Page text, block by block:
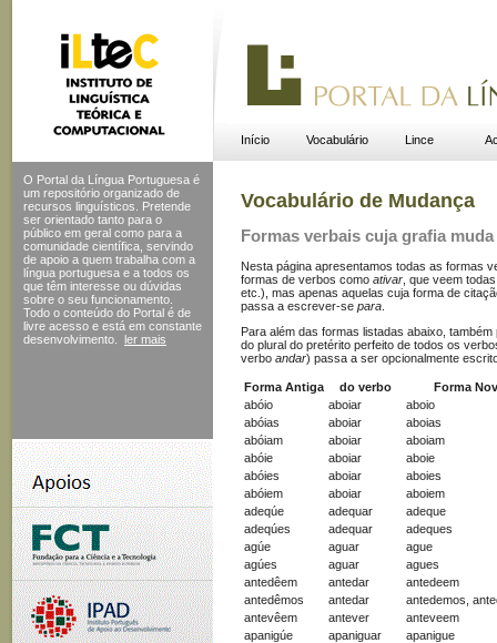
Início Vocabulário Lince
O Portal da Língua Portuguesa é
um repositório organizado de
recursos linguísticos. Pretende
ser orientado tanto para o
público em geral como para a
comunidade científica, servindo
de apoio a quem trabalha com a
língua portuguesa e a todos os
que têm interesse ou dúvidas
sobre o seu funcionamento.
Todo o conteúdo do Portal é de
livre acesso e está em constante
desenvolvimento.
ler mais
Vocabulário de Mudança
Formas verbais cuja grafia muda
Nesta página apresentamos todas as formas
formas de verbos como ativar , que veem
etc.), mas apenas aquelas cuja forma de
passa a escrever-se para
Para além das formas listadas abaixo,
do plural do pretérito perfeito de todos os
verbo andar) passa a ser opcionalmente
Forma Antiga do verbo
Forma
abóio
aboiar
aboio
abóias
aboiar
aboias
abóiam
aboiar
aboiam
abóie
aboiar
aboie
abóies
aboiar
aboies
abóiem
aboiar
aboiem
adeqúe
adequar
adeque
adeqúes
adequar
adeques
agúe
aguar
ague
agúes
aguar
agues
antedêem
antedar
antedeem
antedêmos
antedar
antedemos,
antevêem
antever
anteveem
apanigúe
apaniguar
apanigue